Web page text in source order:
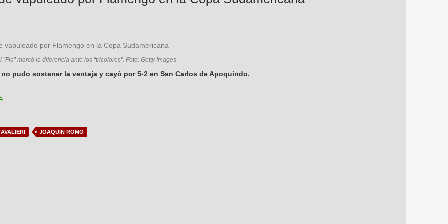
marcó la diferencia ante los “tricolores”. Foto: Getty Images
no pudo sostener la ventaja y cayó por 5-2 en San Carlos de Apoquindo.
fue vapuleado por Flamengo en la Copa Sudamericana
JOAQUIN ROMO